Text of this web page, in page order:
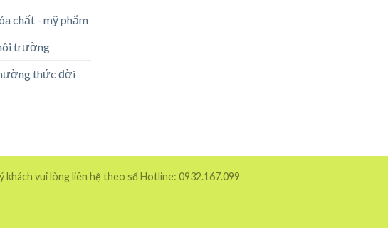
chất - mỹ phẩm
trường
thức đời
vui lòng liên hệ theo số Hotline: 0932.167.099